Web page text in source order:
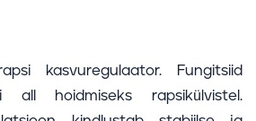
kasvuregulaator. Fungitsiid
all hoidmiseks rapsikülvistel.